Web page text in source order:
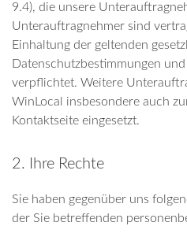
9.4), die unsere
Unterauftragnehmer sind
Einhaltung der geltenden
Datenschutzbestimmungen
verpflichtet. Weitere
WinLocal insbesondere auch
Kontaktseite eingesetzt.
2. Ihre Rechte
Sie haben gegenüber uns
der Sie betreffenden